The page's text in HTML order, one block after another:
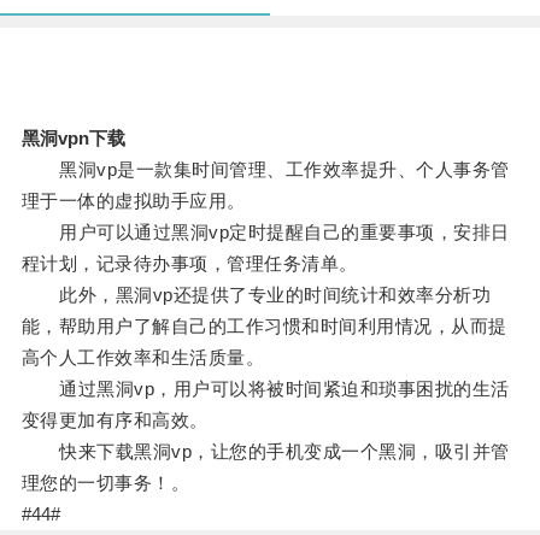
黑洞vpn下载
黑洞vp是一款集时间管理、工作效率提升、个人事务管
理于一体的虚拟助手应用。
用户可以通过黑洞vp定时提醒自己的重要事项，安排日
程计划，记录待办事项，管理任务清单。
此外，黑洞vp还提供了专业的时间统计和效率分析功
能，帮助用户了解自己的工作习惯和时间利用情况，从而提
高个人工作效率和生活质量。
通过黑洞vp，用户可以将被时间紧迫和琐事困扰的生活
变得更加有序和高效。
快来下载黑洞vp，让您的手机变成一个黑洞，吸引并管
理您的一切事务！。
#44#